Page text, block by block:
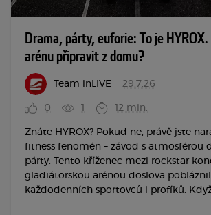
Drama, párty, euforie: To je
arénu připravit z domu?
Team inLIVE 29.7.26
0 1 12 min.
Znáte HYROX? Pokud ne, právě jste
fitness fenomén – závod s atmosférou
párty. Tento kříženec mezi rockstar
gladiátorskou arénou doslova
každodenních sportovců i profíků. Když